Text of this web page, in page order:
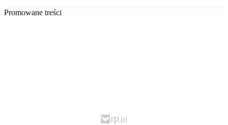
Promowane treści